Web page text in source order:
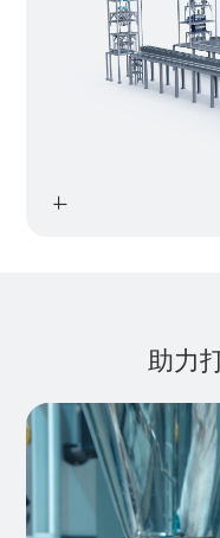

助力